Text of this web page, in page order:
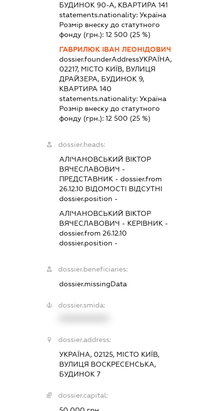
БУДИНОК 90-А, КВАРТИРА 141
statements.nationality:Україна
Розмір внеску до статутного
фонду (грн.):12 500 (25 %)
ГАВРИЛЮК ІВАН ЛЕОНІДОВИЧ
dossier.founderAddressУКРАЇНА,
02217, МІСТО КИЇВ, ВУЛИЦЯ
ДРАЙЗЕРА, БУДИНОК 9,
КВАРТИРА 140
statements.nationality:Україна
Розмір внеску до статутного
фонду (грн.):12 500 (25 %)
dossier.heads:
АЛІЧАНОВСЬКИЙ ВІКТОР
ВЯЧЕСЛАВОВИЧ -
ПРЕДСТАВНИК - dossier.from
26.12.10 ВІДОМОСТІ ВІДСУТНІ
dossier.position -
АЛІЧАНОВСЬКИЙ ВІКТОР
ВЯЧЕСЛАВОВИЧ - КЕРІВНИК -
dossier.from 26.12.10
dossier.position -
dossier.beneficiaries:
dossier.missingData
dossier.smida:
dossier.address:
УКРАЇНА, 02125, МІСТО КИЇВ,
ВУЛИЦЯ ВОСКРЕСЕНСЬКА,
БУДИНОК 7
dossier.capital: